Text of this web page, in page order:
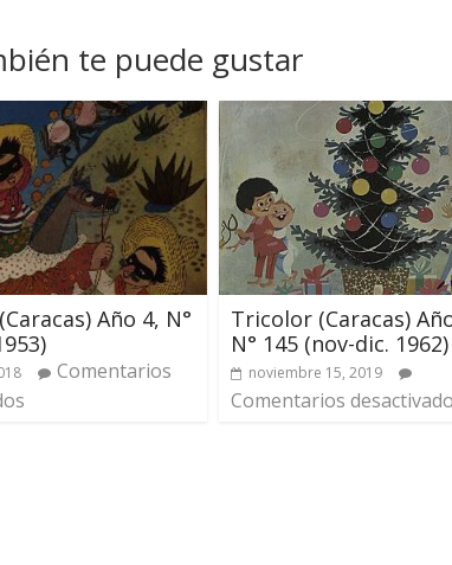
te puede gustar
Año 4, N°
Comentarios
Tricolor (Caracas)
N° 145 (nov-dic. 1962)
noviembre 15, 2019
Comentarios